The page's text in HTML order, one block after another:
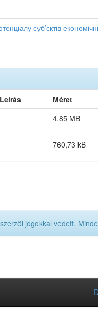
суб’єктів
Leírás Méret
4,85 MB
760,73 kB
jogokkal védett.